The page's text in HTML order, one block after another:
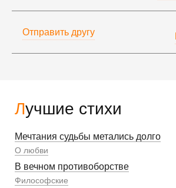
Лучшие стихи
Мечтания судьбы метались долго
О любви
В вечном противоборстве
Философские
Отправить другу